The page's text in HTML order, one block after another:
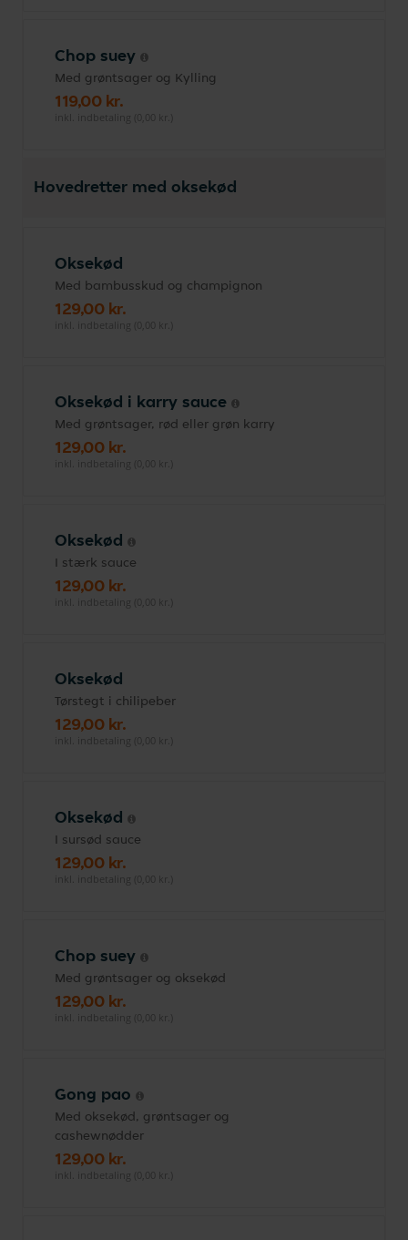
Chop suey
Med grøntsager og Kylling
119,00 kr.
inkl. indbetaling (0,00 kr.)
Hovedretter med oksekød
Oksekød
Med bambusskud og champignon
129,00 kr.
inkl. indbetaling (0,00 kr.)
Oksekød i karry sauce
Med grøntsager, rød eller grøn karry
129,00 kr.
inkl. indbetaling (0,00 kr.)
Oksekød
I stærk sauce
129,00 kr.
inkl. indbetaling (0,00 kr.)
Oksekød
Tørstegt i chilipeber
129,00 kr.
inkl. indbetaling (0,00 kr.)
Oksekød
I sursød sauce
129,00 kr.
inkl. indbetaling (0,00 kr.)
Chop suey
Med grøntsager og oksekød
129,00 kr.
inkl. indbetaling (0,00 kr.)
Gong pao
Med oksekød, grøntsager og
cashewnødder
129,00 kr.
inkl. indbetaling (0,00 kr.)